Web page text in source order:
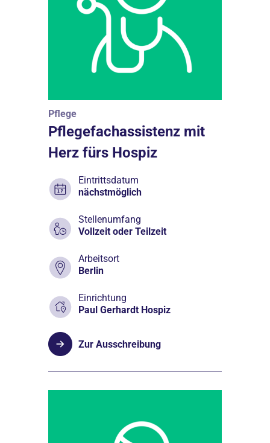
Pflege
Pflegefachassistenz mit
Herz fürs Hospiz
Eintrittsdatum
nächstmöglich
Stellenumfang
Vollzeit oder Teilzeit
Arbeitsort
Berlin
Einrichtung
Paul Gerhardt Hospiz
Zur Ausschreibung